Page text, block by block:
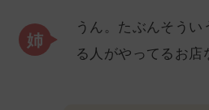
うん。たぶんそうい
る人がやってるお店